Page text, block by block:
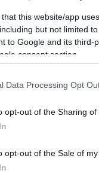
that this website/app
but not limited
to Google and its
consent section.
Data Processing Opt
opt-out of the Sharing of
opt-out of the Sale of my
πρώτα τρία
για να
για τη νέα
ξένους, οι δύο
με τη 12άδα της